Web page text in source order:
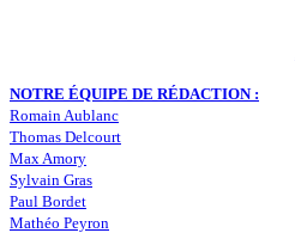
NOTRE ÉQUIPE DE RÉDACTION :
Romain Aublanc
Thomas Delcourt
Max Amory
Sylvain Gras
Paul Bordet
Mathéo Peyron